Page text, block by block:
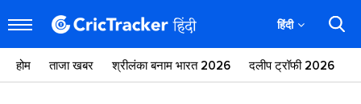
हिंदी
होम ताजा खबर श्रीलंका बनाम भारत 2026 दलीप ट्रॉफी 2026